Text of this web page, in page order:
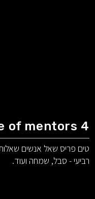
of mentors 4
טים פריס שאל אנשים
רביעי - סבל, שמחה ועוד.